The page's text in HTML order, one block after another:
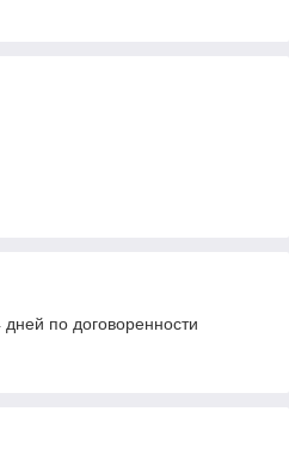
по договоренности